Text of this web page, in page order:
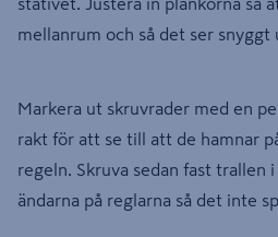
stativet. Justera in plankorna så
mellanrum och så det ser snyggt
Markera ut skruvrader med en
rakt för att se till att de hamnar
regeln. Skruva sedan fast trallen
ändarna på reglarna så det inte